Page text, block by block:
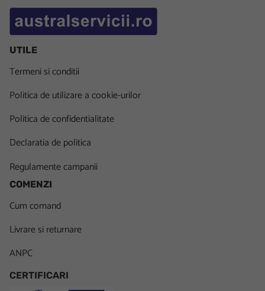
UTILE
Termeni si conditii
Politica de utilizare a cookie-urilor
Politica de confidentialitate
Declaratia de politica
Regulamente campanii
COMENZI
Cum comand
Livrare si returnare
ANPC
CERTIFICARI